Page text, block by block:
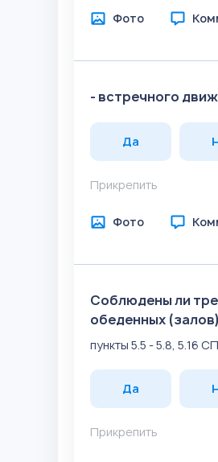
Фото
- встречного
Да
Прикрепить
Фото
Соблюдены ли
обеденных
пункты 5.5 - 5.8, 5.16
Да
Прикрепить